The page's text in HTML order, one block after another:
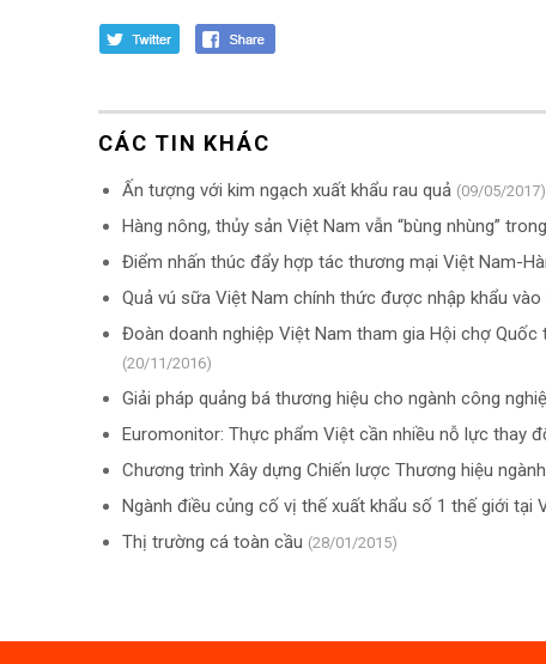
CÁC TIN KHÁC
Ấn tượng với kim ngạch xuất khẩu rau quả (09/05/2017)
Hàng nông, thủy sản Việt Nam vẫn “bùng nhùng”
Điểm nhấn thúc đẩy hợp tác thương mại Việt Nam-
Quả vú sữa Việt Nam chính thức được nhập khẩu vào
Đoàn doanh nghiệp Việt Nam tham gia Hội chợ
(20/11/2016)
Giải pháp quảng bá thương hiệu cho ngành công
Euromonitor: Thực phẩm Việt cần nhiều nỗ lực thay
Chương trình Xây dựng Chiến lược Thương hiệu
Ngành điều củng cố vị thế xuất khẩu số 1 thế giới tại
Thị trường cá toàn cầu (28/01/2015)